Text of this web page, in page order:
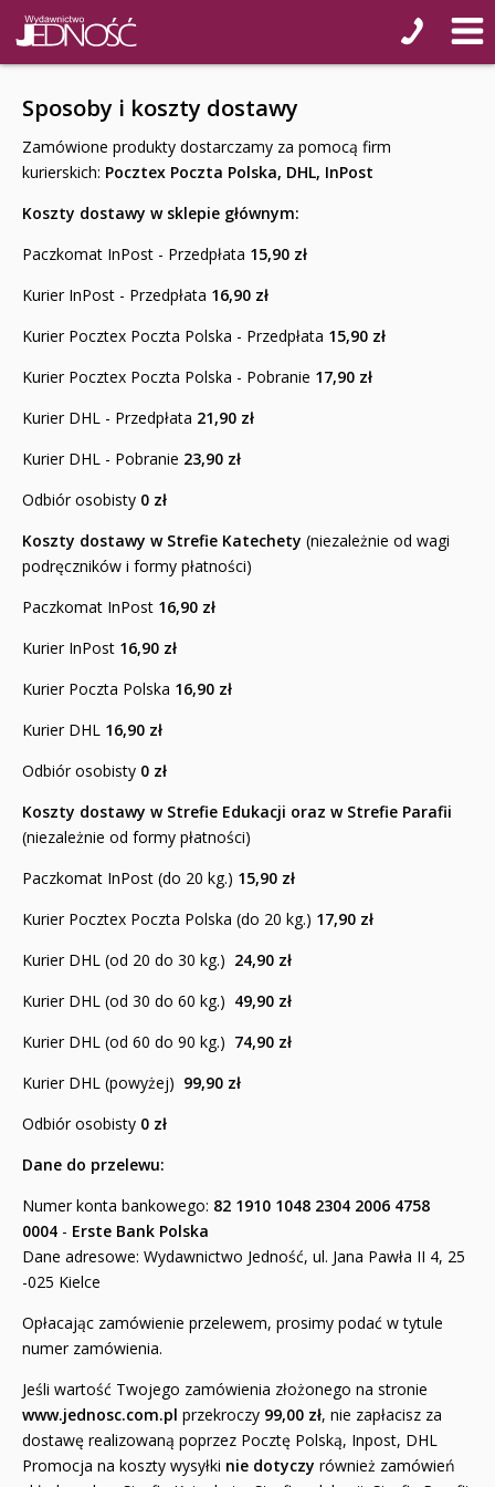
Sposoby i koszty dostawy
Zamówione produkty dostarczamy za pomocą firm
kurierskich: Pocztex Poczta Polska, DHL, InPost
Koszty dostawy w sklepie głównym:
Paczkomat InPost - Przedpłata 15,90 zł
Kurier InPost - Przedpłata 16,90 zł
Kurier Pocztex Poczta Polska - Przedpłata 15,90 zł
Kurier Pocztex Poczta Polska - Pobranie 17,90 zł
Kurier DHL - Przedpłata 21,90 zł
Kurier DHL - Pobranie 23,90 zł
Odbiór osobisty 0 zł
Koszty dostawy w Strefie Katechety (niezależnie od wagi
podręczników i formy płatności)
Paczkomat InPost 16,90 zł
Kurier InPost 16,90 zł
Kurier Poczta Polska 16,90 zł
Kurier DHL 16,90 zł
Odbiór osobisty 0 zł
Koszty dostawy w Strefie Edukacji oraz w Strefie Parafii
(niezależnie od formy płatności)
Paczkomat InPost (do 20 kg.) 15,90 zł
Kurier Pocztex Poczta Polska (do 20 kg.) 17,90 zł
Kurier DHL (od 20 do 30 kg.) 24,90 zł
Kurier DHL (od 30 do 60 kg.) 49,90 zł
Kurier DHL (od 60 do 90 kg.) 74,90 zł
Kurier DHL (powyżej) 99,90 zł
Odbiór osobisty 0 zł
Dane do przelewu:
Numer konta bankowego: 82 1910 1048 2304 2006 4758
0004 - Erste Bank Polska
Dane adresowe: Wydawnictwo Jedność, ul. Jana Pawła II 4, 25
-025 Kielce
Opłacając zamówienie przelewem, prosimy podać w tytule
numer zamówienia.
Jeśli wartość Twojego zamówienia złożonego na stronie
www.jednosc.com.pl przekroczy 99,00 zł, nie zapłacisz za
dostawę realizowaną poprzez Pocztę Polską, Inpost, DHL
Promocja na koszty wysyłki nie dotyczy również zamówień